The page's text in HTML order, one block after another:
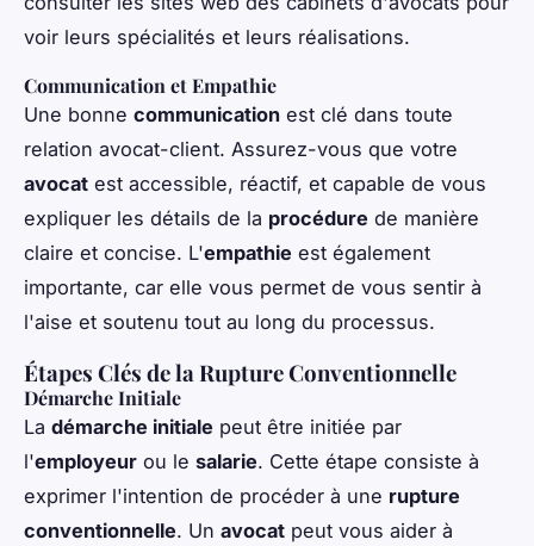
voir leurs spécialités et leurs réalisations.
Communication et Empathie
Une bonne communication est clé dans toute
relation avocat-client. Assurez-vous que votre
avocat est accessible, réactif, et capable de vous
expliquer les détails de la procédure de manière
claire et concise. L'empathie est également
importante, car elle vous permet de vous sentir à
l'aise et soutenu tout au long du processus.
Étapes Clés de la Rupture Conventionnelle
Démarche Initiale
La démarche initiale peut être initiée par
l'employeur ou le salarie. Cette étape consiste à
exprimer l'intention de procéder à une rupture
conventionnelle. Un avocat peut vous aider à